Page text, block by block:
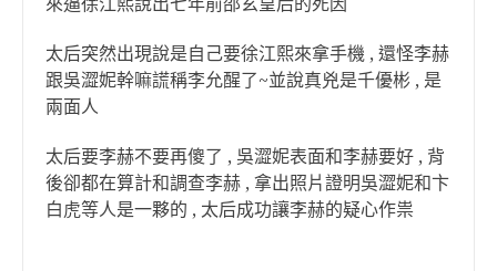
太后突然出現說是自己要徐江熙來拿手機 , 還怪李赫
跟吳澀妮幹嘛謊稱李允醒了~並說真兇是千優彬 , 是
兩面人
太后要李赫不要再傻了 , 吳澀妮表面和李赫要好 , 背
後卻都在算計和調查李赫 , 拿出照片證明吳澀妮和卞
白虎等人是一夥的 , 太后成功讓李赫的疑心作祟